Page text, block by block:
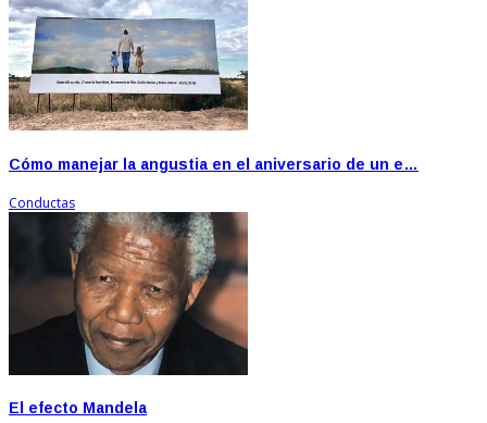
Cómo manejar la angustia en el aniversario de un e…
Conductas
El efecto Mandela